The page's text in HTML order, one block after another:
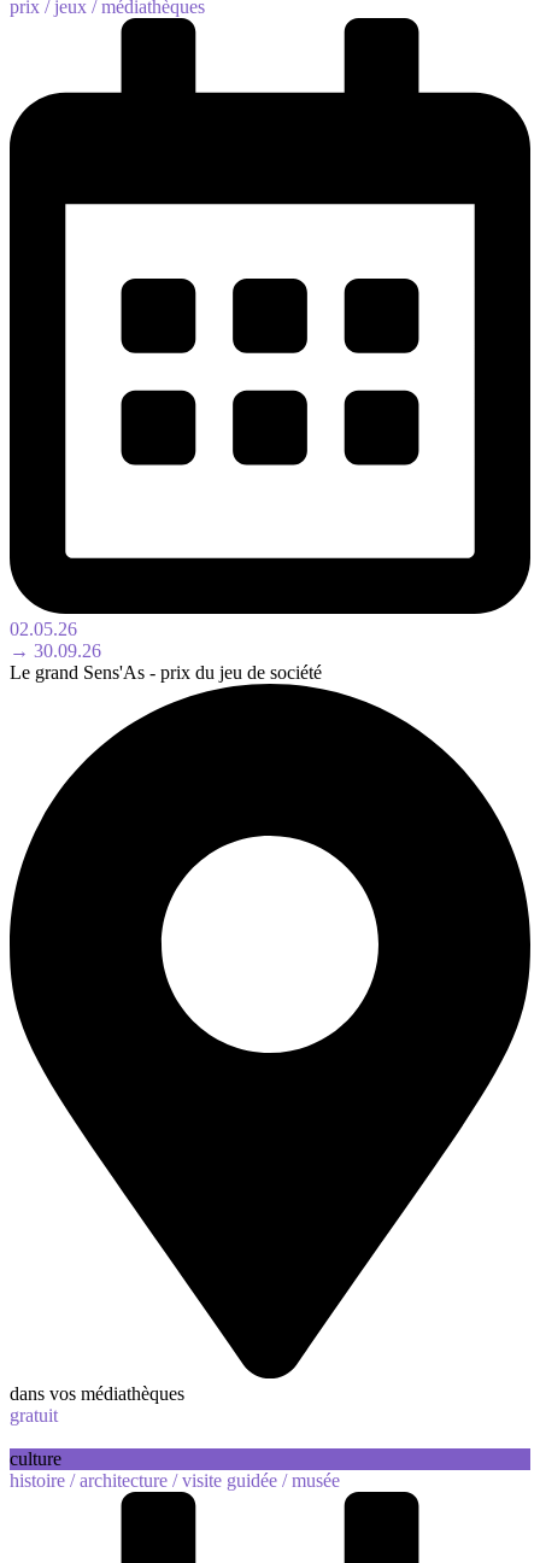
prix /jeux /médiathèques
02.05.26
→ 30.09.26
Le grand Sens'As - prix du jeu de société
dans vos médiathèques
gratuit
culture
histoire /architecture /visite guidée /musée